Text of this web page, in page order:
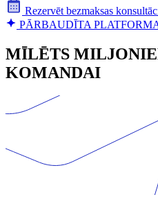
Rezervēt bezmaksas
PĀRBAUDĪTA
MĪLĒTS
KOMANDAI